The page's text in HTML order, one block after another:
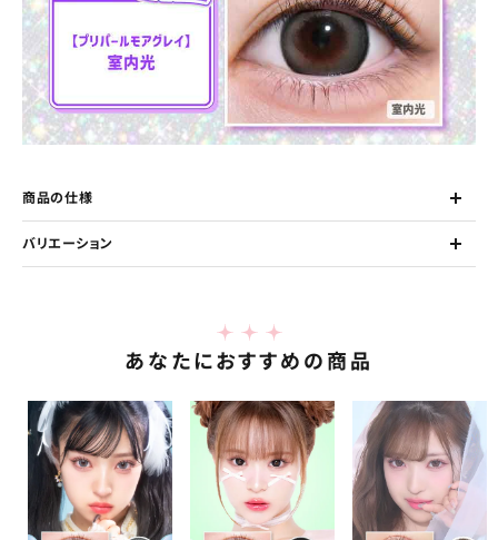
商品の仕様
バリエーション
あなたにおすすめの商品